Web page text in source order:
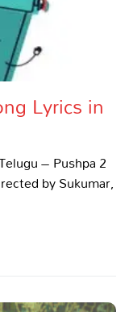
Lyrics in
– Pushpa 2
by Sukumar,